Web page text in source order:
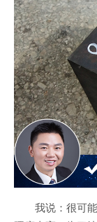
我说：很可